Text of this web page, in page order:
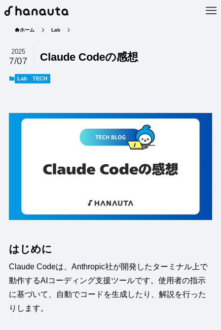
ホーム Lab
Claude Codeの感想
2025
7/07
Lab TECH
はじめに
Claude Codeは、Anthropic社が開発したターミナル上で
動作するAIコーディング支援ツールです。使用者の指示
に基づいて、自動でコードを生成したり、解説を行った
りします。